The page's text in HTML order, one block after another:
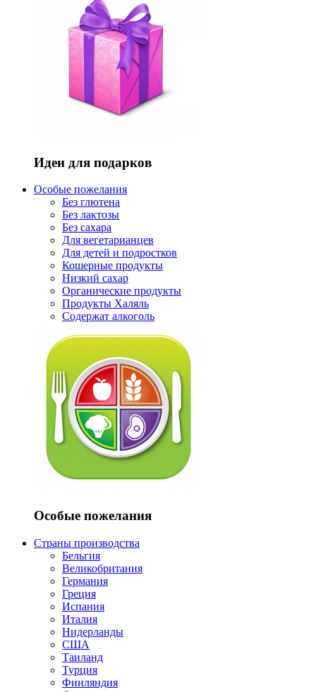
Идеи для подарков
Особые пожелания
Без глютена
Без лактозы
Без сахара
Для вегетарианцев
Для детей и подростков
Кошерные продукты
Низкий сахар
Органические продукты
Продукты Халяль
Содержат алкоголь
Особые пожелания
Страны производства
Бельгия
Великобритания
Германия
Греция
Испания
Италия
Нидерланды
США
Таиланд
Турция
Финляндия